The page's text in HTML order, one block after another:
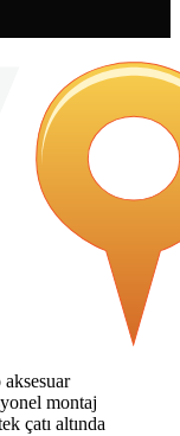
montaj
çatı altında